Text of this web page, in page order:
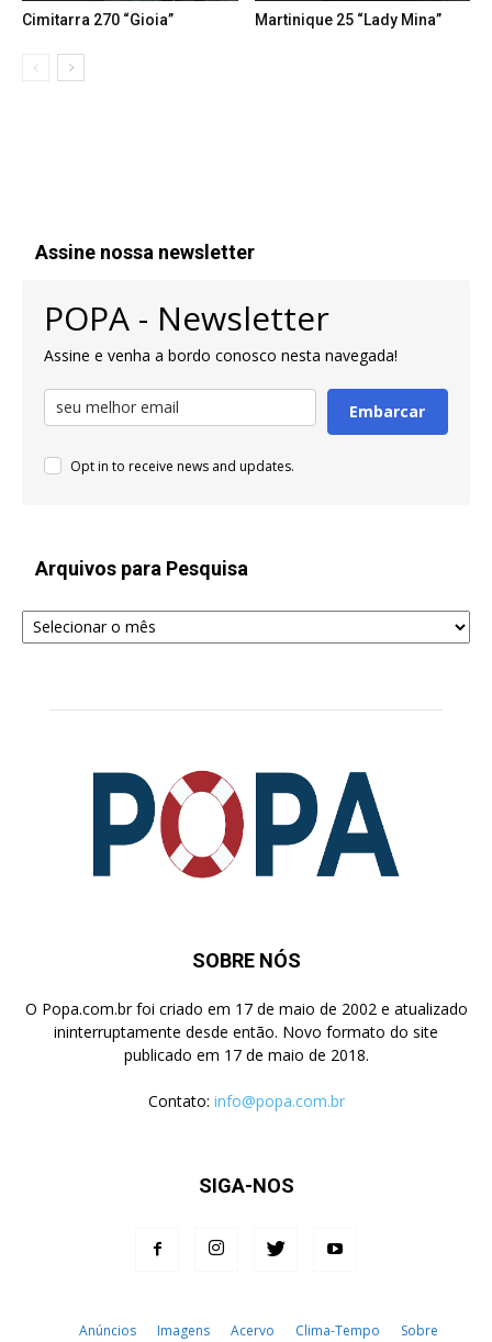
Cimitarra 270 “Gioia” Martinique 25 “Lady Mina”
Assine nossa newsletter
POPA - Newsletter
Assine e venha a bordo conosco nesta navegada!
Embarcar
Opt in to receive news and updates.
Arquivos para Pesquisa
Arquivos
para
SOBRE NÓS
O Popa.com.br foi criado em 17 de maio de 2002 e atualizado
ininterruptamente desde então. Novo formato do site
publicado em 17 de maio de 2018.
Contato: info@popa.com.br
SIGA-NOS
Anúncios Imagens Acervo Clima-Tempo Sobre